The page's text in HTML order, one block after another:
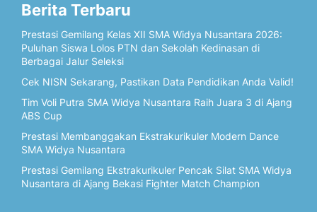
Berita Terbaru
Prestasi Gemilang Kelas XII SMA Widya Nusantara 2026:
Puluhan Siswa Lolos PTN dan Sekolah Kedinasan di
Berbagai Jalur Seleksi
Cek NISN Sekarang, Pastikan Data Pendidikan Anda Valid!
Tim Voli Putra SMA Widya Nusantara Raih Juara 3 di Ajang
ABS Cup
Prestasi Membanggakan Ekstrakurikuler Modern Dance
SMA Widya Nusantara
Prestasi Gemilang Ekstrakurikuler Pencak Silat SMA Widya
Nusantara di Ajang Bekasi Fighter Match Champion